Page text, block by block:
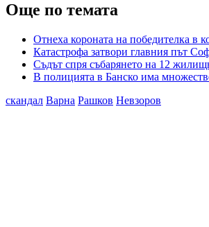
Още по темата
Отнеха короната на победителка в
Катастрофа затвори главния път
Съдът спря събарянето на 12
В полицията в Банско има
скандал Варна Рашков Невзоров